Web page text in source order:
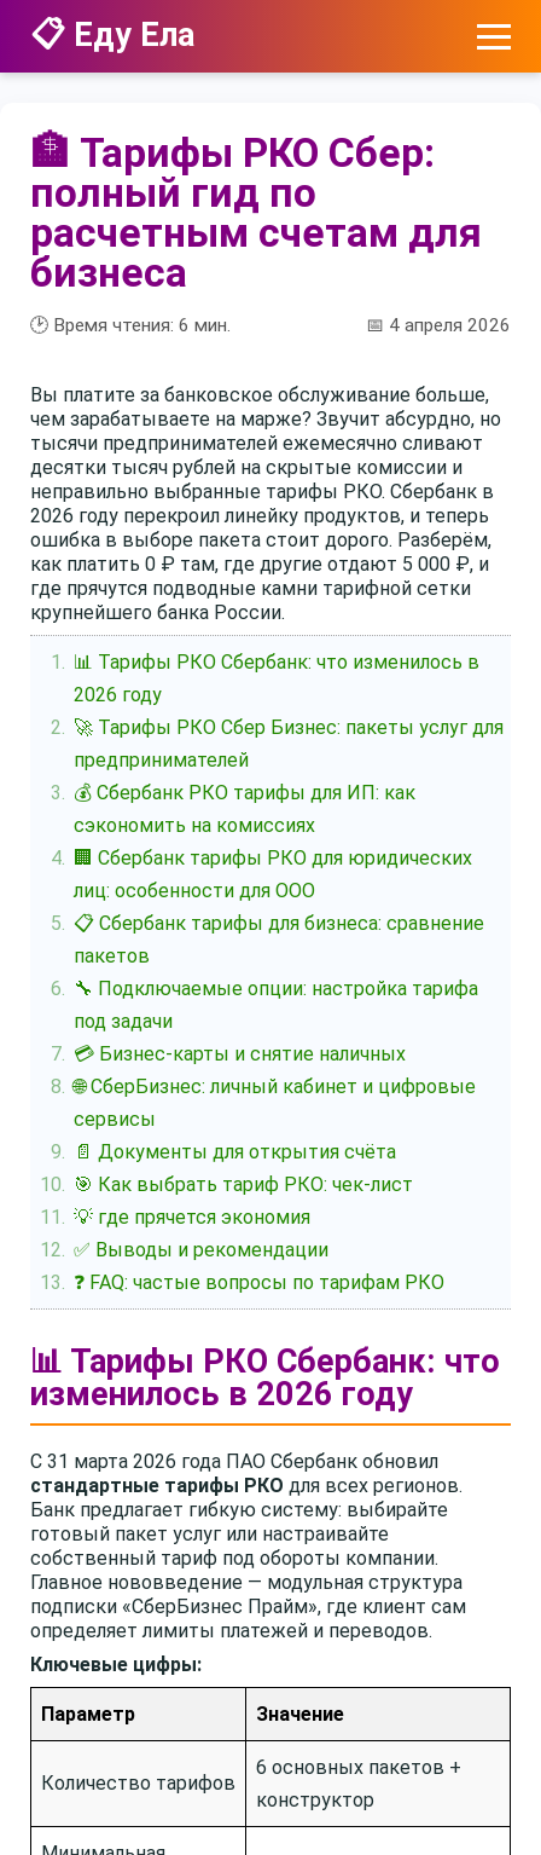
📋 Еду Ела
🏦 Тарифы РКО Сбер:
полный гид по
расчетным счетам для
бизнеса
🕑 Время чтения: 6 мин. 📅 4 апреля 2026
Вы платите за банковское обслуживание больше,
чем зарабатываете на марже? Звучит абсурдно, но
тысячи предпринимателей ежемесячно сливают
десятки тысяч рублей на скрытые комиссии и
неправильно выбранные тарифы РКО. Сбербанк в
2026 году перекроил линейку продуктов, и теперь
ошибка в выборе пакета стоит дорого. Разберём,
как платить 0 ₽ там, где другие отдают 5 000 ₽, и
где прячутся подводные камни тарифной сетки
крупнейшего банка России.
📊 Тарифы РКО Сбербанк: что изменилось в
2026 году
🚀 Тарифы РКО Сбер Бизнес: пакеты услуг для
предпринимателей
💰 Сбербанк РКО тарифы для ИП: как
сэкономить на комиссиях
🏢 Сбербанк тарифы РКО для юридических
лиц: особенности для ООО
📋 Сбербанк тарифы для бизнеса: сравнение
пакетов
🔧 Подключаемые опции: настройка тарифа
под задачи
💳 Бизнес-карты и снятие наличных
🌐 СберБизнес: личный кабинет и цифровые
сервисы
📄 Документы для открытия счёта
🎯 Как выбрать тариф РКО: чек-лист
💡 где прячется экономия
✅ Выводы и рекомендации
❓ FAQ: частые вопросы по тарифам РКО
📊 Тарифы РКО Сбербанк: что
изменилось в 2026 году
С 31 марта 2026 года ПАО Сбербанк обновил
стандартные тарифы РКО для всех регионов.
Банк предлагает гибкую систему: выбирайте
готовый пакет услуг или настраивайте
собственный тариф под обороты компании.
Главное нововведение — модульная структура
подписки «СберБизнес Прайм», где клиент сам
определяет лимиты платежей и переводов.
Ключевые цифры:
Параметр Значение
Количество тарифов
6 основных пакетов +
конструктор